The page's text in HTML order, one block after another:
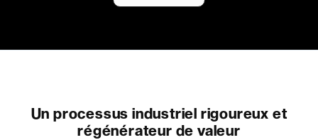
Un processus industriel rigoureux et
régénérateur de valeur